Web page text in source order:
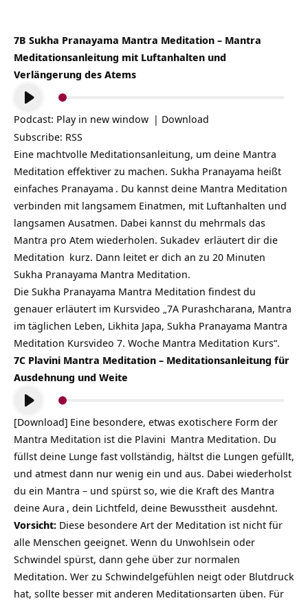
7B Sukha Pranayama Mantra Meditation – Mantra
Meditationsanleitung mit Luftanhalten und
Verlängerung des Atems
Audio-
Player
Podcast: Play in new window | Download
Subscribe: RSS
Eine machtvolle Meditationsanleitung, um deine Mantra
Meditation effektiver zu machen. Sukha Pranayama heißt
einfaches Pranayama . Du kannst deine Mantra Meditation
verbinden mit langsamem Einatmen, mit Luftanhalten und
langsamen Ausatmen. Dabei kannst du mehrmals das
Mantra pro Atem wiederholen. Sukadev erläutert dir die
Meditation kurz. Dann leitet er dich an zu 20 Minuten
Sukha Pranayama Mantra Meditation.
Die Sukha Pranayama Mantra Meditation findest du
genauer erläutert im Kursvideo „7A Purashcharana, Mantra
im täglichen Leben, Likhita Japa, Sukha Pranayama Mantra
Meditation Kursvideo 7. Woche Mantra Meditation Kurs“.
7C Plavini Mantra Meditation – Meditationsanleitung für
Ausdehnung und Weite
Audio-
Player
[Download] Eine besondere, etwas exotischere Form der
Mantra Meditation ist die Plavini Mantra Meditation. Du
füllst deine Lunge fast vollständig, hältst die Lungen gefüllt,
und atmest dann nur wenig ein und aus. Dabei wiederholst
du ein Mantra – und spürst so, wie die Kraft des Mantra
deine Aura , dein Lichtfeld, deine Bewusstheit ausdehnt.
Vorsicht: Diese besondere Art der Meditation ist nicht für
alle Menschen geeignet. Wenn du Unwohlsein oder
Schwindel spürst, dann gehe über zur normalen
Meditation. Wer zu Schwindelgefühlen neigt oder Blutdruck
hat, sollte besser mit anderen Meditationsarten üben. Für